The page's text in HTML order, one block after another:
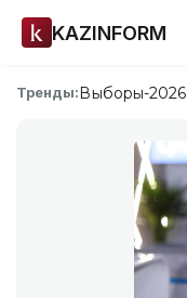
KAZINFORM
Тренды:Выборы-2026